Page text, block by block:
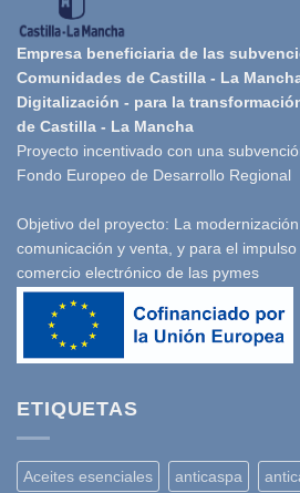
Empresa beneficiaria de las
Comunidades de Castilla - La
Digitalización - para la
de Castilla - La Mancha
Proyecto incentivado con una
Fondo Europeo de Desarrollo Regional
Objetivo del proyecto: La
comunicación y venta, y para el
comercio electrónico de las pymes
ETIQUETAS
Aceites esenciales anticaspa